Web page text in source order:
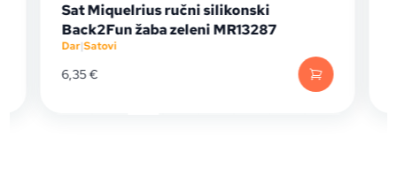
Sat Miquelrius ručni silikonski
Back2Fun žaba zeleni MR13287
Dar|Satovi
6,35€